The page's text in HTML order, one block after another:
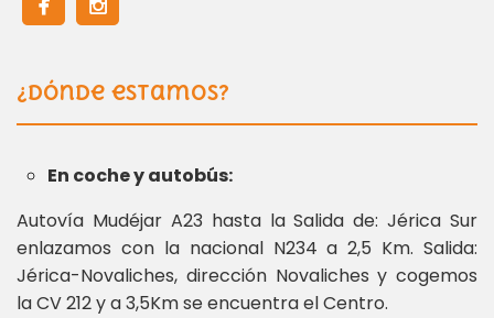
¿Dónde estamos?
En coche y autobús:
Autovía Mudéjar A23 hasta la Salida de: Jérica Sur
enlazamos con la nacional N234 a 2,5 Km. Salida:
Jérica-Novaliches, dirección Novaliches y cogemos
la CV 212 y a 3,5Km se encuentra el Centro.